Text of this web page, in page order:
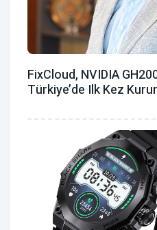
FixCloud, NVIDIA
Türkiye’de Ilk Kez